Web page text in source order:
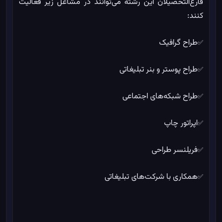
کنند:
✅طراح گرافیک
✅طراح پوستر و بنر تبلیغاتی
✅طراح شبکه‌های اجتماعی
✅اپراتور چاپ
✅فریلنسر طراحی
✅همکاری با شرکت‌های تبلیغاتی